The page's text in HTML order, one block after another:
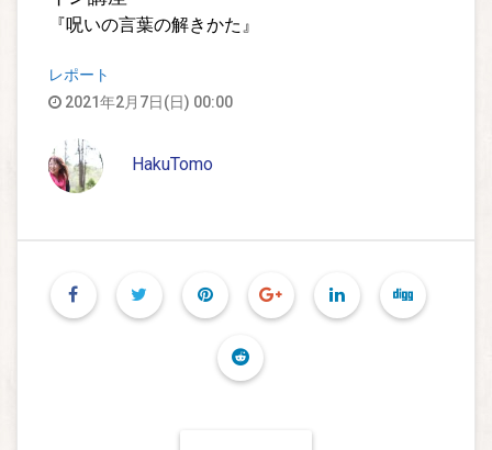
『呪いの言葉の解きかた』
レポート
2021年2月7日(日) 00:00
HakuTomo